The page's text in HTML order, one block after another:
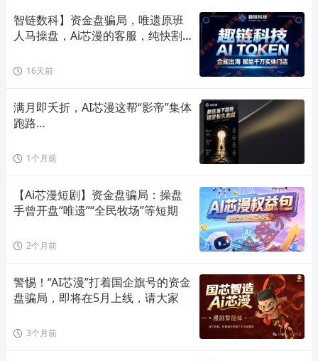
智链数科】资金盘骗局，唯遗原班
人马操盘，Ai芯漫的客服，纯快割
16天前
满月即夭折，AI芯漫这帮“影帝”集体
跑路…
1个月前
【Ai芯漫短剧】资金盘骗局：操盘
手曾开盘“唯遗”“全民牧场”等短期
2个月前
警惕！“AI芯漫”打着国企旗号的资金
盘骗局，即将在5月上线，请大家
3个月前